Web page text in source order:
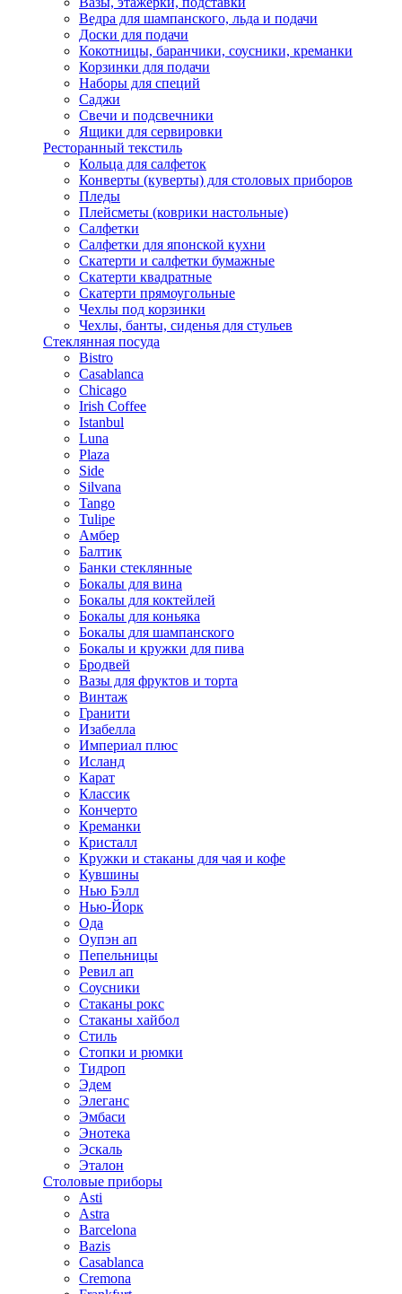
Ведра для шампанского, льда и подачи
Доски для подачи
Кокотницы, баранчики, соусники, креманки
Корзинки для подачи
Наборы для специй
Саджи
Свечи и подсвечники
Ящики для сервировки
Ресторанный текстиль
Кольца для салфеток
Конверты (куверты) для столовых приборов
Пледы
Плейсметы (коврики настольные)
Салфетки
Салфетки для японской кухни
Скатерти и салфетки бумажные
Скатерти квадратные
Скатерти прямоугольные
Чехлы под корзинки
Чехлы, банты, сиденья для стульев
Стеклянная посуда
Bistro
Casablanca
Chicago
Irish Coffee
Istanbul
Luna
Plaza
Side
Silvana
Tango
Tulipe
Амбер
Балтик
Банки стеклянные
Бокалы для вина
Бокалы для коктейлей
Бокалы для коньяка
Бокалы для шампанского
Бокалы и кружки для пива
Бродвей
Вазы для фруктов и торта
Винтаж
Гранити
Изабелла
Империал плюс
Исланд
Карат
Классик
Кончерто
Креманки
Кристалл
Кружки и стаканы для чая и кофе
Кувшины
Нью Бэлл
Нью-Йорк
Ода
Оупэн ап
Пепельницы
Ревил ап
Соусники
Стаканы рокс
Стаканы хайбол
Стиль
Стопки и рюмки
Тидроп
Эдем
Элеганс
Эмбаси
Энотека
Эскаль
Эталон
Столовые приборы
Asti
Astra
Barcelona
Bazis
Casablanca
Cremona